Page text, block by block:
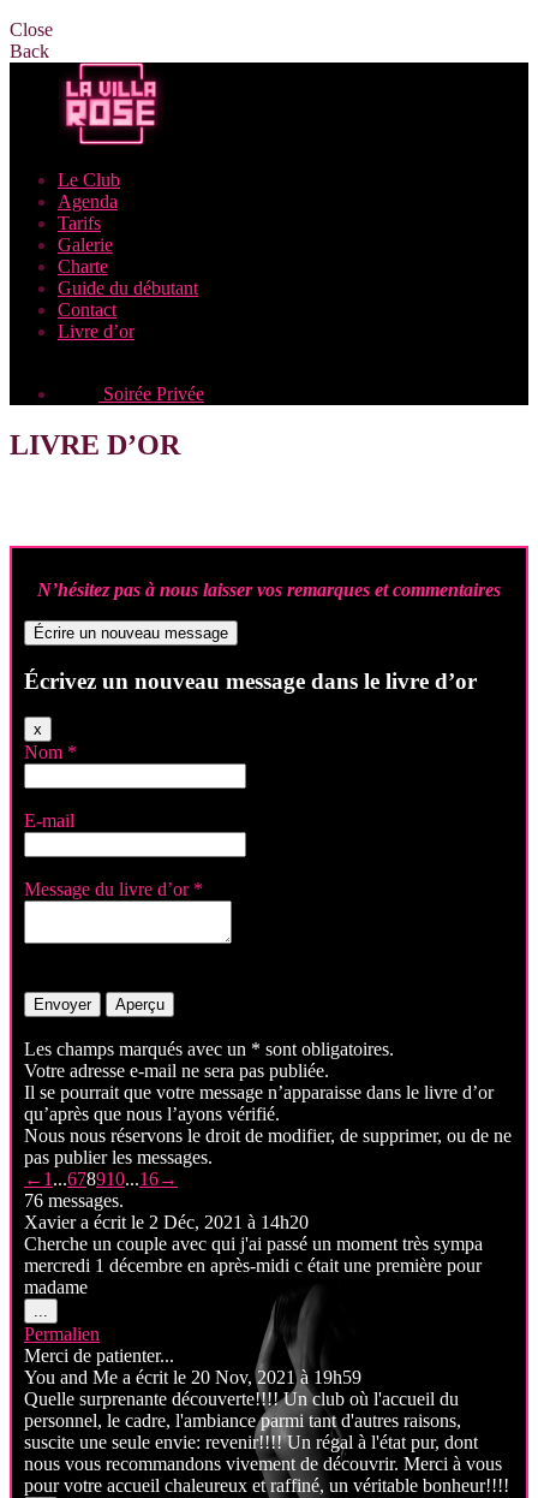
Close
Back
Le Club
Agenda
Tarifs
Galerie
Charte
Guide du débutant
Contact
Livre d’or
Soirée Privée
LIVRE D’OR
N’hésitez pas à nous laisser vos remarques et commentaires
Écrivez un nouveau message dans le livre d’or
x
ce
formulaire.
Nom *
E-mail
Message du livre d’or *
Les champs marqués avec un * sont obligatoires.
Votre adresse e-mail ne sera pas publiée.
Il se pourrait que votre message n’apparaisse dans le livre d’or
qu’après que nous l’ayons vérifié.
Nous nous réservons le droit de modifier, de supprimer, ou de ne
pas publier les messages.
Navigation
dans
la
liste
du
livre
d’or
← 1 ...678910...16→
76 messages.
Xaviera écrit le 2 Déc, 2021 à 14h20
Cherche un couple avec qui j'ai passé un moment très sympa
mercredi 1 décembre en après-midi c était une première pour
madame
...
cette
boîte
méta.
Permalien
Merci de patienter...
You and Me a écrit le 20 Nov, 2021 à 19h59
Quelle surprenante découverte!!!! Un club où l'accueil du
personnel, le cadre, l'ambiance parmi tant d'autres raisons,
suscite une seule envie: revenir!!!! Un régal à l'état pur, dont
nous vous recommandons vivement de découvrir. Merci à vous
pour votre accueil chaleureux et raffiné, un véritable bonheur!!!!